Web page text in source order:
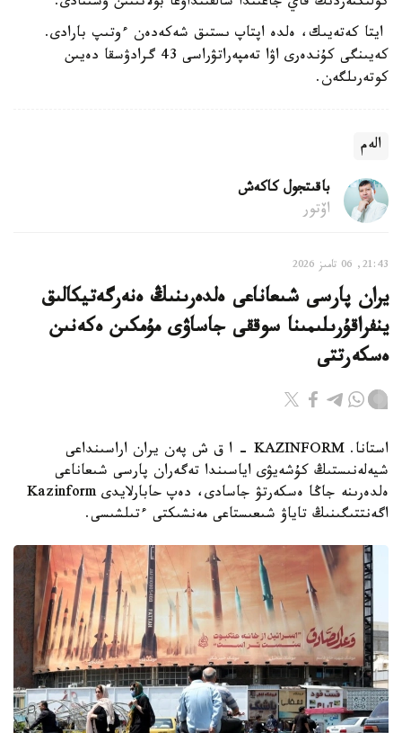
ايتا كەتەيىك، ەلدە اپتاپ ىستىق شەكەدەن ءوتىپ بارادى.
كەيىنگى كۇندەرى اۋا تەمپەراتۋراسى 43 گرادۋسقا دەيىن
كوتەرىلگەن.
الەم
باقىتجول كاكەش
اۆتور
21:43, 06 تامىز 2026
يران پارسى شىعاناعى ەلدەرىنىڭ ەنەرگەتيكالىق
ينفراقۇرىلىمىنا سوققى جاساۋى مۇمكىن ەكەنىن
ەسكەرتتى
استانا. KAZINFORM - ا ق ش پەن يران اراسىنداعى
شيەلەنىستىڭ كۇشەيۋى اياسىندا تەگەران پارسى شىعاناعى
ەلدەرىنە جاڭا ەسكەرتۋ جاسادى، دەپ حابارلايدى Kazinform
اگەنتتىگىنىڭ تاياۋ شىعىستاعى مەنشىكتى ءتىلشىسى.